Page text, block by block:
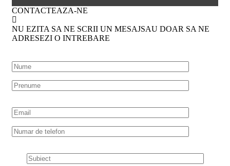
CONTACTEAZA-NE
NU EZITA SA NE SCRII UN MESAJSAU DOAR SA NE
ADRESEZI O INTREBARE